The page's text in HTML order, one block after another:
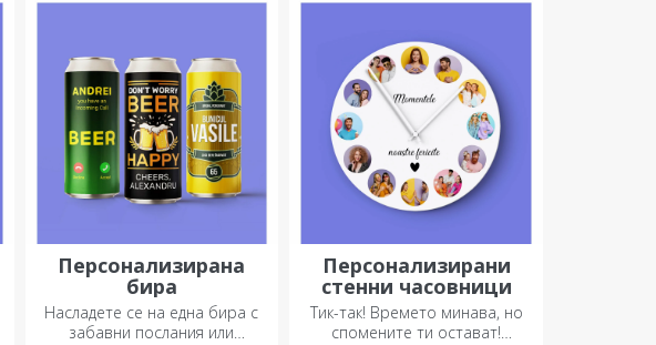
Персонализирана
бира
Насладете се на една бира с
забавни послания или
Персонализирани
стенни часовници
Тик-так! Времето минава, но
спомените ти остават!